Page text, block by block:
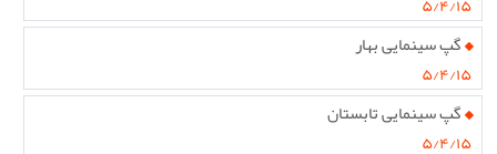
گپ سینمایی بهار
۵/۴/۱۵
گپ سینمایی تابستان
۵/۴/۱۵